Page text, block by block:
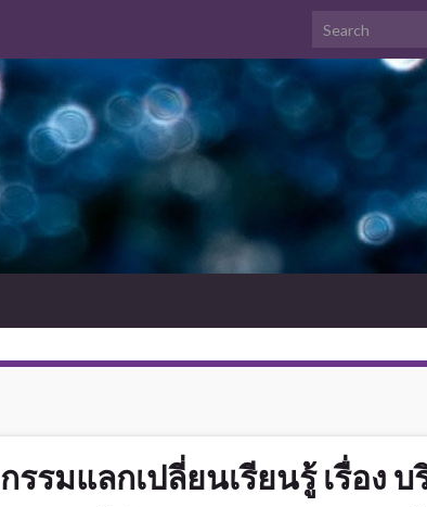
รมแลกเปลี่ยนเรียนรู้ เรื่อง